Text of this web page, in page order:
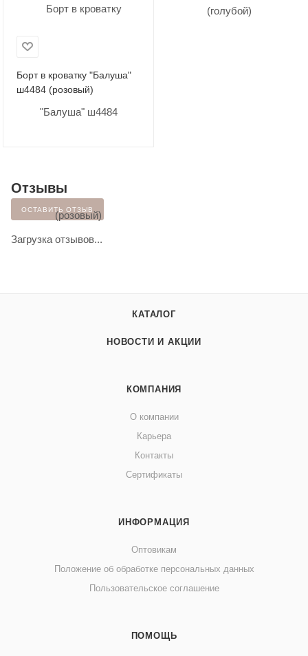
Борт в кроватку "Балуша"
ш4484 (розовый)
Отзывы
ОСТАВИТЬ ОТЗЫВ
Загрузка отзывов...
КАТАЛОГ
НОВОСТИ И АКЦИИ
КОМПАНИЯ
О компании
Карьера
Контакты
Сертификаты
ИНФОРМАЦИЯ
Оптовикам
Положение об обработке персональных данных
Пользовательское соглашение
ПОМОЩЬ